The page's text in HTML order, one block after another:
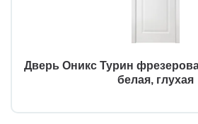
Дверь Оникс Турин
белая, глухая